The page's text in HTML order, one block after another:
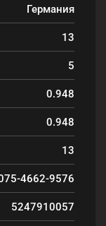
Германия
13
5
0.948
0.948
13
4662-9576
5247910057